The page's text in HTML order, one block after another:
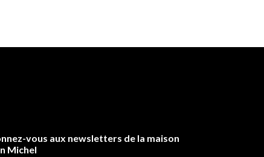
vous aux newsletters de la maison
Michel